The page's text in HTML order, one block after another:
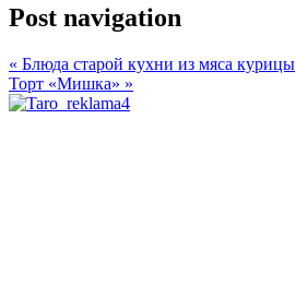
Post navigation
« Блюда старой кухни из мяса курицы
Торт «Мишка» »